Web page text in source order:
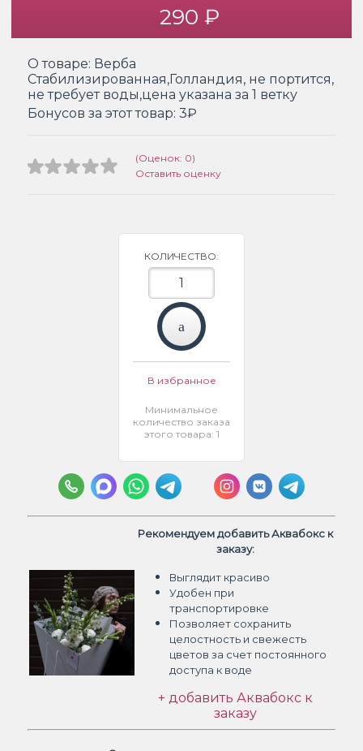
290 ₽
О товаре: Верба
Стабилизированная,Голландия, не портится,
не требует воды,цена указана за 1 ветку
Бонусов за этот товар: 3₽
(Оценок: 0)
Оставить оценку
КОЛИЧЕСТВО:
В избранное
Минимальное
количество заказа
этого товара: 1
Рекомендуем добавить Аквабокс к
заказу:
Выглядит красиво
Удобен при
транспортировке
Позволяет сохранить
целостность и свежесть
цветов за счет постоянного
доступа к воде
+ добавить Аквабокс к
заказу